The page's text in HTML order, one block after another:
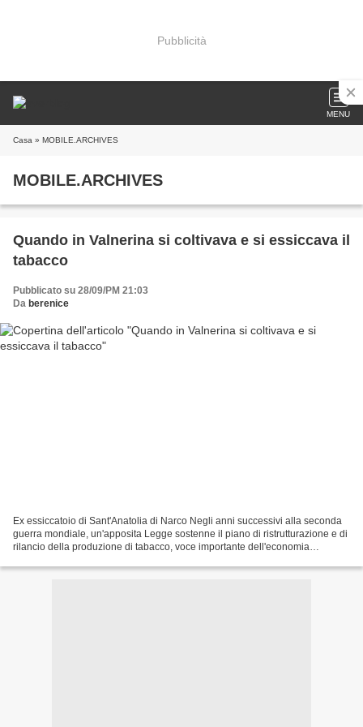
Pubblicità
MENU
Casa » MOBILE.ARCHIVES
MOBILE.ARCHIVES
Quando in Valnerina si coltivava e si essiccava il
tabacco
Pubblicato su 28/09/PM 21:03
Da berenice
Ex essiccatoio di Sant'Anatolia di Narco Negli anni successivi alla seconda
guerra mondiale, un'apposita Legge sostenne il piano di ristrutturazione e di
rilancio della produzione di tabacco, voce importante dell'economia